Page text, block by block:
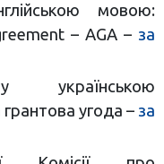
мовою:
– AGA – за
українською
угода – за